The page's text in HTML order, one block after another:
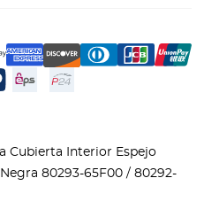
Cubierta Interior Espejo
80293-65F00 / 80292-